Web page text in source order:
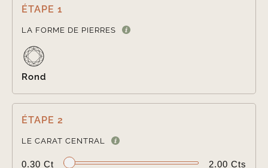
ÉTAPE 1
LA FORME DE PIERRES
Rond
ÉTAPE 2
LE CARAT CENTRAL
0.30 Ct
2.00 Cts